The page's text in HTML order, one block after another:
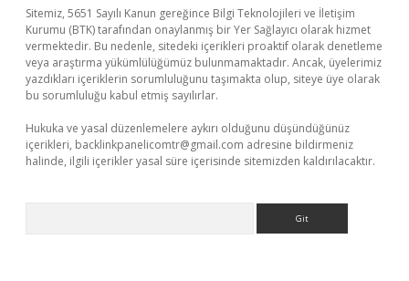
Sitemiz, 5651 Sayılı Kanun gereğince Bilgi Teknolojileri ve İletişim
Kurumu (BTK) tarafından onaylanmış bir Yer Sağlayıcı olarak hizmet
vermektedir. Bu nedenle, sitedeki içerikleri proaktif olarak denetleme
veya araştırma yükümlülüğümüz bulunmamaktadır. Ancak, üyelerimiz
yazdıkları içeriklerin sorumluluğunu taşımakta olup, siteye üye olarak
bu sorumluluğu kabul etmiş sayılırlar.
Hukuka ve yasal düzenlemelere aykırı olduğunu düşündüğünüz
içerikleri, backlinkpanelicomtr@gmail.com adresine bildirmeniz
halinde, ilgili içerikler yasal süre içerisinde sitemizden kaldırılacaktır.